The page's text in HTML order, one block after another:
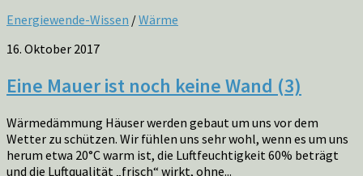
Energiewende-Wissen /Wärme
16. Oktober 2017
Eine Mauer ist noch keine Wand (3)
Wärmedämmung Häuser werden gebaut um uns vor dem
Wetter zu schützen. Wir fühlen uns sehr wohl, wenn es um uns
herum etwa 20°C warm ist, die Luftfeuchtigkeit 60% beträgt
und die Luftqualität „frisch“ wirkt, ohne...